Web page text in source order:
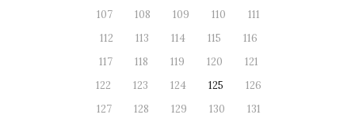
107
108 109 110
111
112
113 114 115
116
117
118 119 120
121
122
123 124 125
126
127
128 129 130
131